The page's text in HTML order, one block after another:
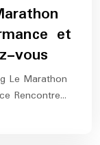
marathon
et
vous
Le Marathon
Rencontre…